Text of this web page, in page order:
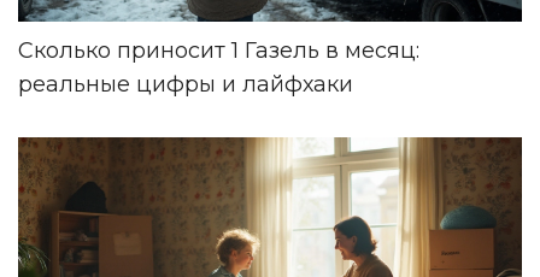
Сколько приносит 1 Газель в месяц:
реальные цифры и лайфхаки